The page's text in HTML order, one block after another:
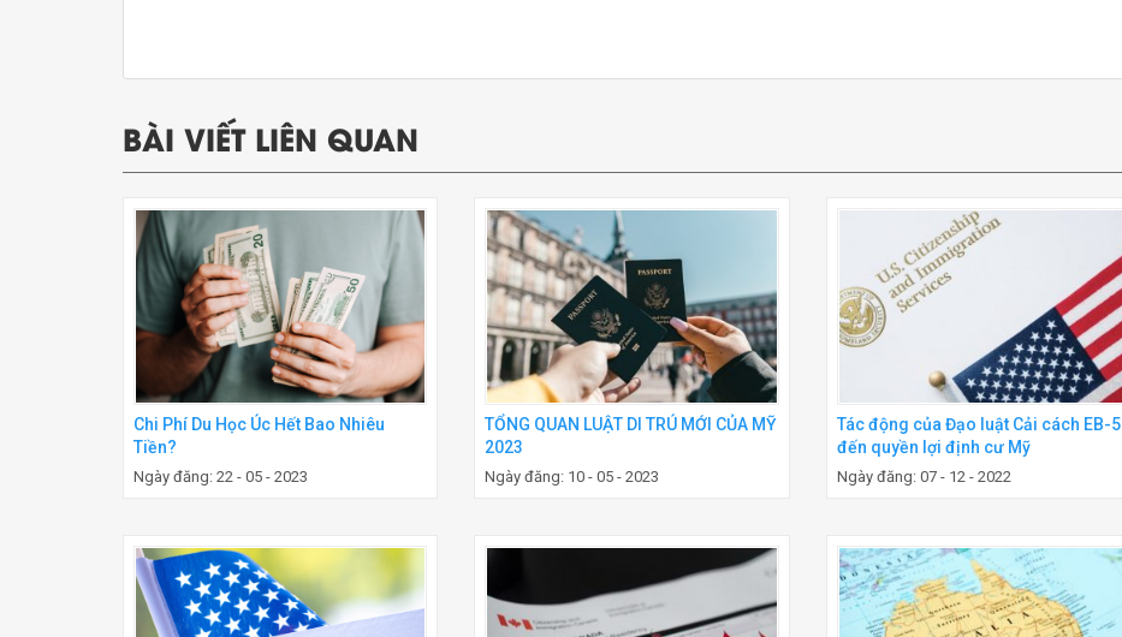
BÀI VIẾT LIÊN QUAN
Chi Phí Du Học Úc Hết Bao Nhiêu
Tiền?
Ngày đăng: 22 - 05 - 2023
TỔNG QUAN LUẬT DI TRÚ MỚI CỦA MỸ
2023
Ngày đăng: 10 - 05 - 2023
Tác động của Đạo luật Cải cách EB-5
đến quyền lợi định cư Mỹ
Ngày đăng: 07 - 12 - 2022